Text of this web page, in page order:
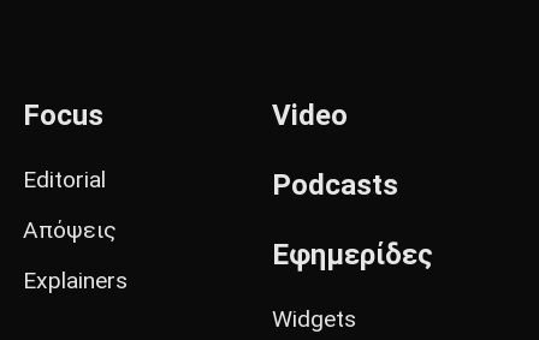
Focus
Editorial
Απόψεις
Explainers
Video
Podcasts
Εφημερίδες
Widgets